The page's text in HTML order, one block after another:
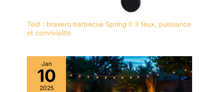
Test : brasero barbecue Spring II 3 feux, puissance
et convivialité
Jan
10
2025